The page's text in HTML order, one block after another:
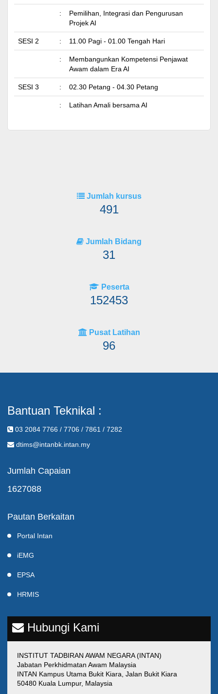
:
Pemilihan, Integrasi dan Pengurusan
Projek AI
SESI 2 : 11.00 Pagi - 01.00 Tengah Hari
:
Membangunkan Kompetensi Penjawat
Awam dalam Era AI
SESI 3 : 02.30 Petang - 04.30 Petang
: Latihan Amali bersama AI
Jumlah kursus
491
Jumlah Bidang
31
Peserta
152453
Pusat Latihan
96
Bantuan Teknikal :
03 2084 7766 / 7706 / 7861 / 7282
dtims@intanbk.intan.my
Jumlah Capaian
1627088
Pautan Berkaitan
Portal Intan
iEMG
EPSA
HRMIS
Hubungi Kami
INSTITUT TADBIRAN AWAM NEGARA (INTAN)
Jabatan Perkhidmatan Awam Malaysia
INTAN Kampus Utama Bukit Kiara, Jalan Bukit Kiara
50480 Kuala Lumpur, Malaysia